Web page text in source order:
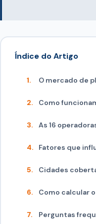
Índice do Artigo
O mercado de
Como
As 16
Fatores que
Cidades
Como calcular
Perguntas